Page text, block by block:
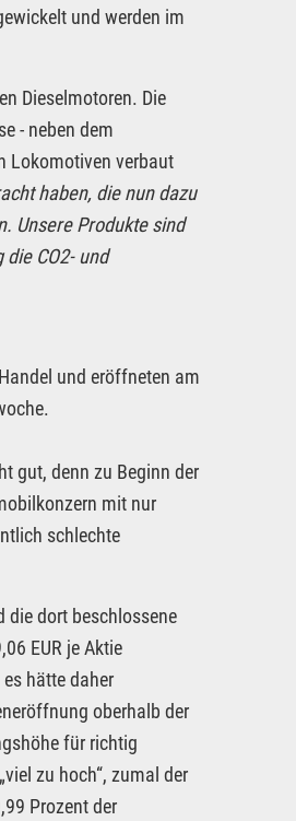
und werden im
Dieselmotoren. Die
- neben dem
Lokomotiven verbaut
haben, die nun dazu
Unsere Produkte sind
CO2- und
und eröffneten am
gut, denn zu Beginn der
mit nur
schlechte
die dort beschlossene
EUR je Aktie
hätte daher
oberhalb der
für richtig
zu hoch“, zumal der
Prozent der